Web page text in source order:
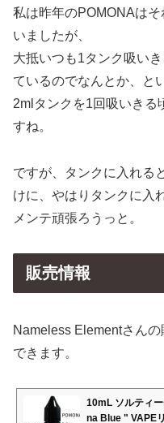
私は昨年のPOMONAは
いましたが、
大抵いつも1タンク吸い
ているのでなんとか、と
2mlタンクを1回吸いきる
すね。
ですが、タンクに入れる
けに、やはりタンクに入
メンテ頑張ろうっと。
販売情報
Nameless Elementさん
できます。
10mL ソルティ
na Blue " VAPE